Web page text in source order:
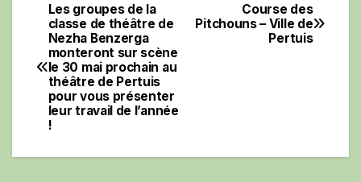
Navigation
de
l’article
Course des
Pitchouns – Ville de
Pertuis
Les groupes de la
classe de théâtre de
Nezha Benzerga
monteront sur scène
le 30 mai prochain au
théâtre de Pertuis
pour vous présenter
leur travail de l’année
!